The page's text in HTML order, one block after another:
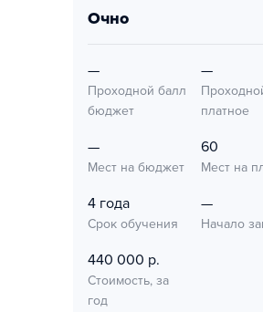
очно
—
Проходной балл
бюджет
—
платное
—
Мест на бюджет
60
Мест на
4 года
Срок обучения
—
Начало
440 000 р.
Стоимость, за
год